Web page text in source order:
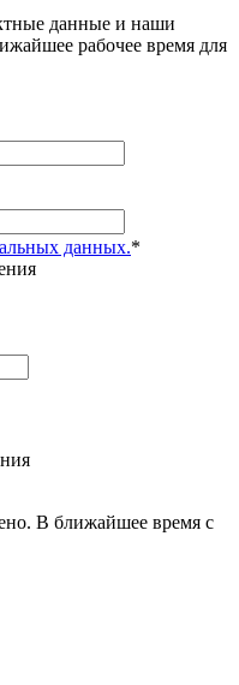
данные и наши
рабочее время для
данных.*
В ближайшее время с